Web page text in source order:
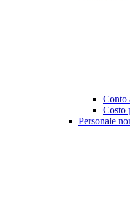
Conto
Costo
Personale